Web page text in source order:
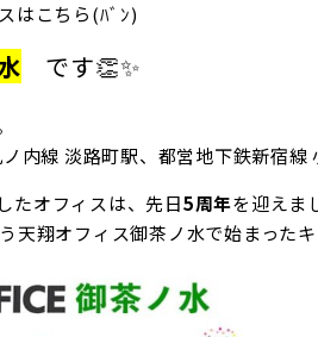
はこちら(ﾊﾞﾝ)
です👏✨
内線 淡路町駅、都営地下鉄新宿線
たオフィスは、先日5周年を迎えま
天翔オフィス御茶ノ水で始まった